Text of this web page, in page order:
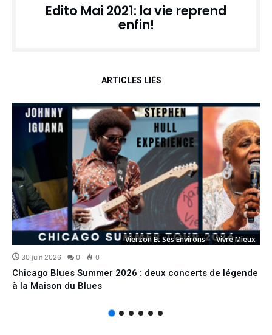
Edito Mai 2021: la vie reprend
enfin!
ARTICLES LIÉS
Vierzon Et Ses Environs Vivre Mieux
30 juin 2026 0 0
Chicago Blues Summer 2026 : deux concerts de légende
à la Maison du Blues